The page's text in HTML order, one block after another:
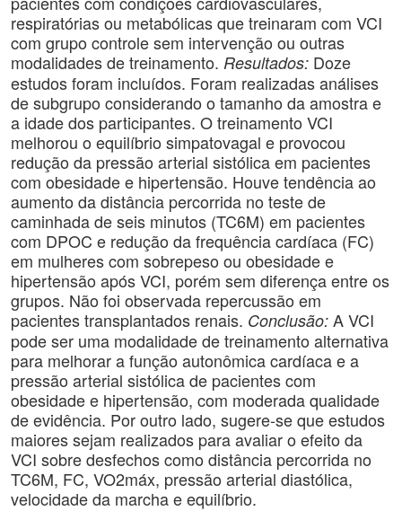
respiratórias ou metabólicas que treinaram com VCI
com grupo controle sem intervenção ou outras
modalidades de treinamento. Resultados: Doze
estudos foram incluídos. Foram realizadas análises
de subgrupo considerando o tamanho da amostra e
a idade dos participantes. O treinamento VCI
melhorou o equilíbrio simpatovagal e provocou
redução da pressão arterial sistólica em pacientes
com obesidade e hipertensão. Houve tendência ao
aumento da distância percorrida no teste de
caminhada de seis minutos (TC6M) em pacientes
com DPOC e redução da frequência cardíaca (FC)
em mulheres com sobrepeso ou obesidade e
hipertensão após VCI, porém sem diferença entre os
grupos. Não foi observada repercussão em
pacientes transplantados renais. Conclusão: A VCI
pode ser uma modalidade de treinamento alternativa
para melhorar a função autonômica cardíaca e a
pressão arterial sistólica de pacientes com
obesidade e hipertensão, com moderada qualidade
de evidência. Por outro lado, sugere-se que estudos
maiores sejam realizados para avaliar o efeito da
VCI sobre desfechos como distância percorrida no
TC6M, FC, VO2máx, pressão arterial diastólica,
velocidade da marcha e equilíbrio.